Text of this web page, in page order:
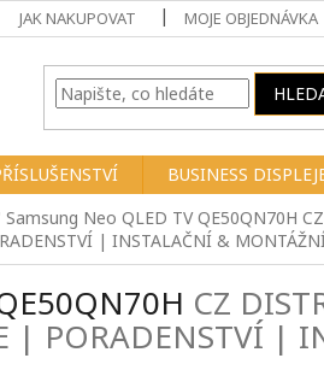
JAK NAKUPOVAT MOJE OBJEDNÁVKA
BUSINESS
Samsung Neo QLED TV QE50QN70H
| INSTALAČNÍ &
CZ
| PORADENSTVÍ |